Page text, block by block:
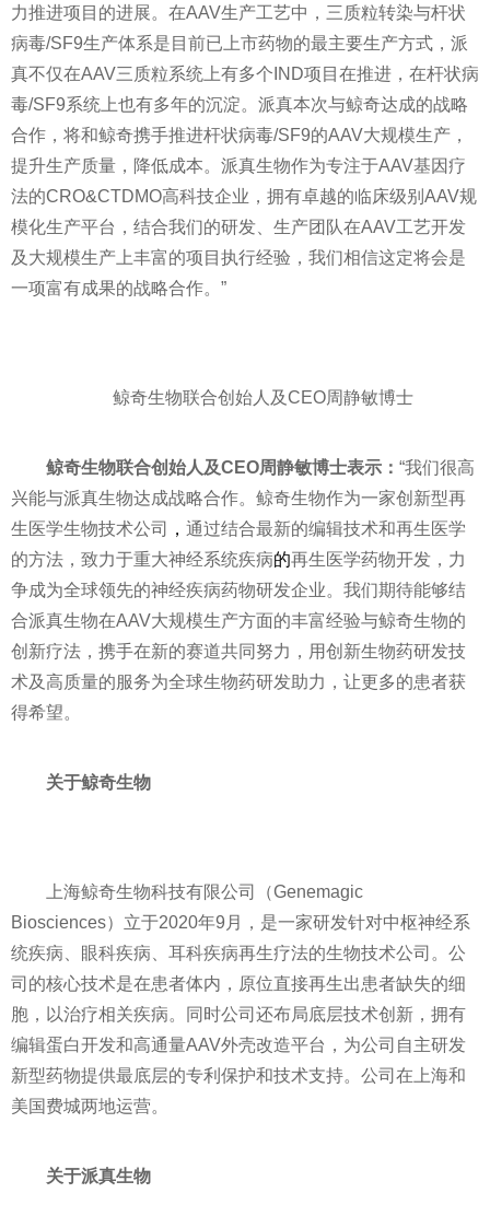
力推进项目的进展。在AAV生产工艺中，三质粒转染与杆状
病毒/SF9生产体系是目前已上市药物的最主要生产方式，派
真不仅在AAV三质粒系统上有多个IND项目在推进，在杆状病
毒/SF9系统上也有多年的沉淀。派真本次与鲸奇达成的战略
合作，将和鲸奇携手推进杆状病毒/SF9的AAV大规模生产，
提升生产质量，降低成本。派真生物作为专注于AAV基因疗
法的CRO&CTDMO高科技企业，拥有卓越的临床级别AAV规
模化生产平台，结合我们的研发、生产团队在AAV工艺开发
及大规模生产上丰富的项目执行经验，我们相信这定将会是
一项富有成果的战略合作。”
鲸奇生物联合创始人及CEO周静敏博士
鲸奇生物联合创始人及CEO周静敏博士表示： “我们很高
兴能与派真生物达成战略合作。鲸奇生物作为一家创新型再
生医学生物技术公司
， 通过结合最新的编辑技术和再生医学
的方法，致力于重大神经系统疾病的再生医学药物开发，力
争成为全球领先的神经疾病药物研发企业。我们期待能够结
合派真生物在AAV大规模生产方面的丰富经验与鲸奇生物的
创新疗法，携手在新的赛道共同努力，用创新生物药研发技
术及高质量的服务为全球生物药研发助力，让更多的患者获
得希望。
关于鲸奇生物
上海鲸奇生物科技有限公司（Genemagic
Biosciences）立于2020年9月，是一家研发针对中枢神经系
统疾病、眼科疾病、耳科疾病再生疗法的生物技术公司。公
司的核心技术是在患者体内，原位直接再生出患者缺失的细
胞，以治疗相关疾病。同时公司还布局底层技术创新，拥有
编辑蛋白开发和高通量AAV外壳改造平台，为公司自主研发
新型药物提供最底层的专利保护和技术支持。公司在上海和
美国费城两地运营。
关于派真生物